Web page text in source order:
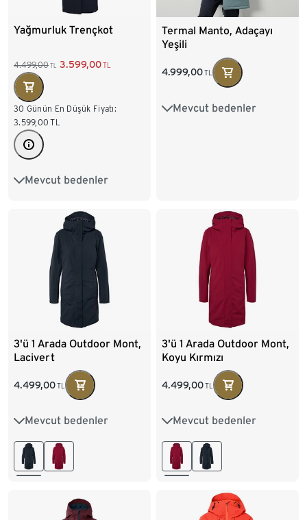
Yağmurluk Trençkot
4.499,00 TL 3.599,00TL
30 Günün En Düşük Fiyatı:
3.599,00 TL
Mevcut bedenler
36 38 40 42
48
Termal Manto, Adaçayı
Yeşili
4.999,00TL
Mevcut bedenler
36 38 40 42
3'ü 1 Arada Outdoor Mont,
Lacivert
4.499,00TL
Mevcut bedenler
36 38 40 42
44 46
3'ü 1 Arada Outdoor Mont,
Koyu Kırmızı
4.499,00TL
Mevcut bedenler
36 38 40 42
44 46